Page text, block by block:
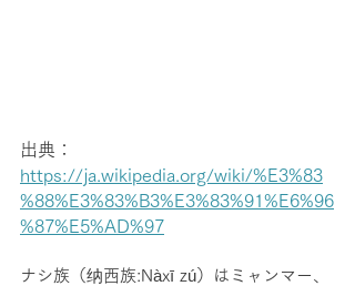
出典：
https://ja.wikipedia.org/wiki/%E3%83
%88%E3%83%B3%E3%83%91%E6%96
%87%E5%AD%97
ナシ族（纳西族:Nàxī zú）はミャンマー、